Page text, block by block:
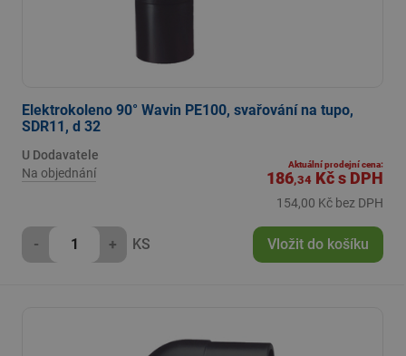
Elektrokoleno 90° Wavin PE100, svařování na tupo,
SDR11, d 32
U Dodavatele
Na objednání
Aktuální prodejní cena:
186,34 Kčs DPH
154,00 Kč bez DPH
- + KS Vložit do košíku